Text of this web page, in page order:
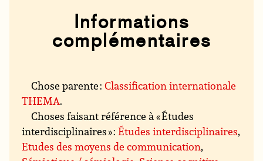
Informations
complémentaires
Chose parente :Classification internationale
THEMA.
Choses faisant référence à « Études
interdisciplinaires » :Études interdisciplinaires,
Etudes des moyens de communication,